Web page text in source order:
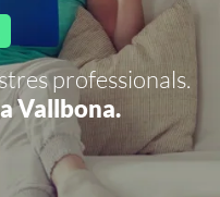
professionals.
Vallbona.